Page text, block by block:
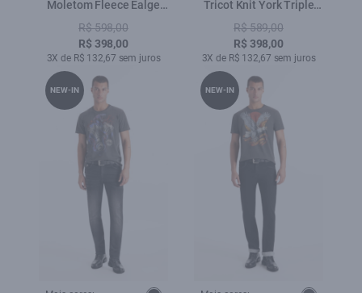
Moletom Fleece Ealge
Preto
R$ 598,00
R$ 398,00
3X de R$ 132,67 sem juros
Tricot Knit York Triple
Preto
R$ 589,00
R$ 398,00
3X de R$ 132,67 sem juros
NEW-IN NEW-IN